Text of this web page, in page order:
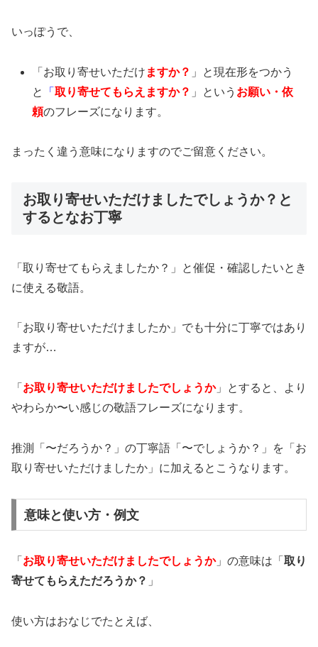
いっぽうで、
「お取り寄せいただけ ますか？ 」と現在形をつかう
と
「取り寄せてもらえますか？ 」という お願い・依
頼のフレーズになります。
まったく違う意味になりますのでご留意ください。
お取り寄せいただけましたでしょうか？と
するとなお丁寧
「取り寄せてもらえましたか？」と催促・確認したいとき
に使える敬語。
「お取り寄せいただけましたか」でも十分に丁寧ではあり
ますが…
「 お取り寄せいただけましたでしょうか」とすると、より
やわらか〜い感じの敬語フレーズになります。
推測「〜だろうか？」の丁寧語「〜でしょうか？」を「お
取り寄せいただけましたか」に加えるとこうなります。
意味と使い方・例文
「 お取り寄せいただけましたでしょうか」の意味は「 取り
寄せてもらえただろうか？ 」
使い方はおなじでたとえば、